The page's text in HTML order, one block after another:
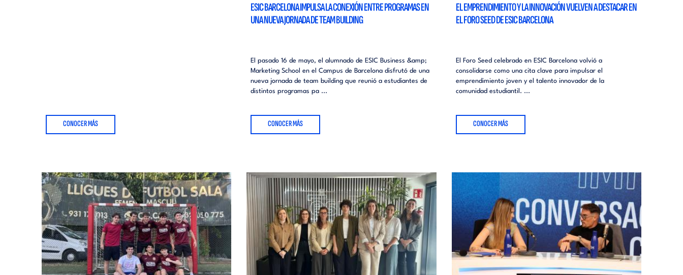
CONOCER MÁS
ESIC BARCELONA IMPULSA LA CONEXIÓN ENTRE PROGRAMAS EN
UNA NUEVA JORNADA DE TEAM BUILDING
El pasado 16 de mayo, el alumnado de ESIC Business &amp;
Marketing School en el Campus de Barcelona disfrutó de una
nueva jornada de team building que reunió a estudiantes de
distintos programas pa ...
CONOCER MÁS
EL EMPRENDIMIENTO Y LA INNOVACIÓN VUELVEN A DESTACAR EN
EL FORO SEED DE ESIC BARCELONA
El Foro Seed celebrado en ESIC Barcelona volvió a
consolidarse como una cita clave para impulsar el
emprendimiento joven y el talento innovador de la
comunidad estudiantil. ...
CONOCER MÁS